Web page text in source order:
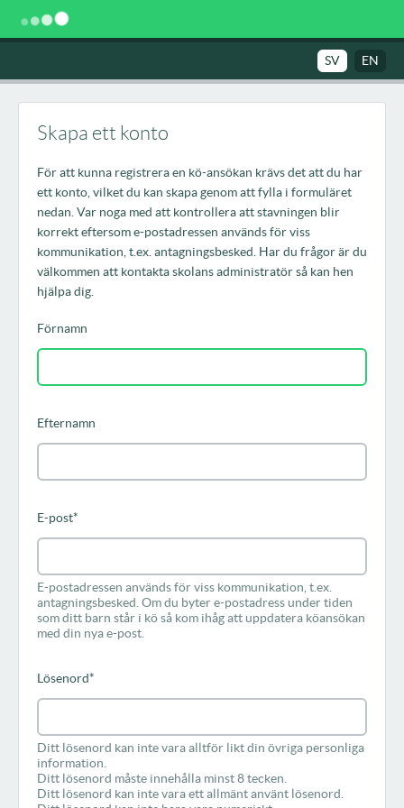
SV EN
Skapa ett konto
För att kunna registrera en kö-ansökan krävs det att du har
ett konto, vilket du kan skapa genom att fylla i formuläret
nedan. Var noga med att kontrollera att stavningen blir
korrekt eftersom e-postadressen används för viss
kommunikation, t.ex. antagningsbesked. Har du frågor är du
välkommen att kontakta skolans administratör så kan hen
hjälpa dig.
Förnamn
Efternamn
E-post*
E-postadressen används för viss kommunikation, t.ex.
antagningsbesked. Om du byter e-postadress under tiden
som ditt barn står i kö så kom ihåg att uppdatera köansökan
med din nya e-post.
Lösenord*
Ditt lösenord kan inte vara alltför likt din övriga personliga
information.
Ditt lösenord måste innehålla minst 8 tecken.
Ditt lösenord kan inte vara ett allmänt använt lösenord.